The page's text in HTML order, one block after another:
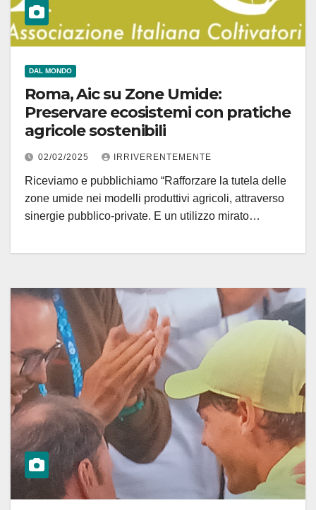
DAL MONDO
Roma, Aic su Zone Umide:
Preservare ecosistemi con pratiche
agricole sostenibili
02/02/2025 IRRIVERENTEMENTE
Riceviamo e pubblichiamo “Rafforzare la tutela delle
zone umide nei modelli produttivi agricoli, attraverso
sinergie pubblico-private. E un utilizzo mirato…